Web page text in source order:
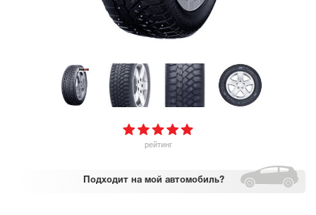
рейтинг
Подходит на мой автомобиль?